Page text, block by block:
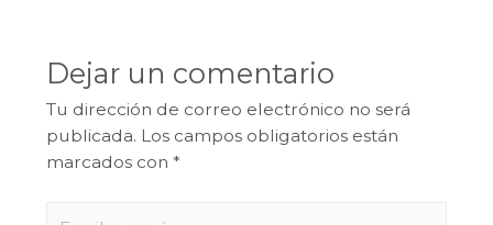
Dejar un comentario
Tu dirección de correo electrónico no será
publicada. Los campos obligatorios están
marcados con *